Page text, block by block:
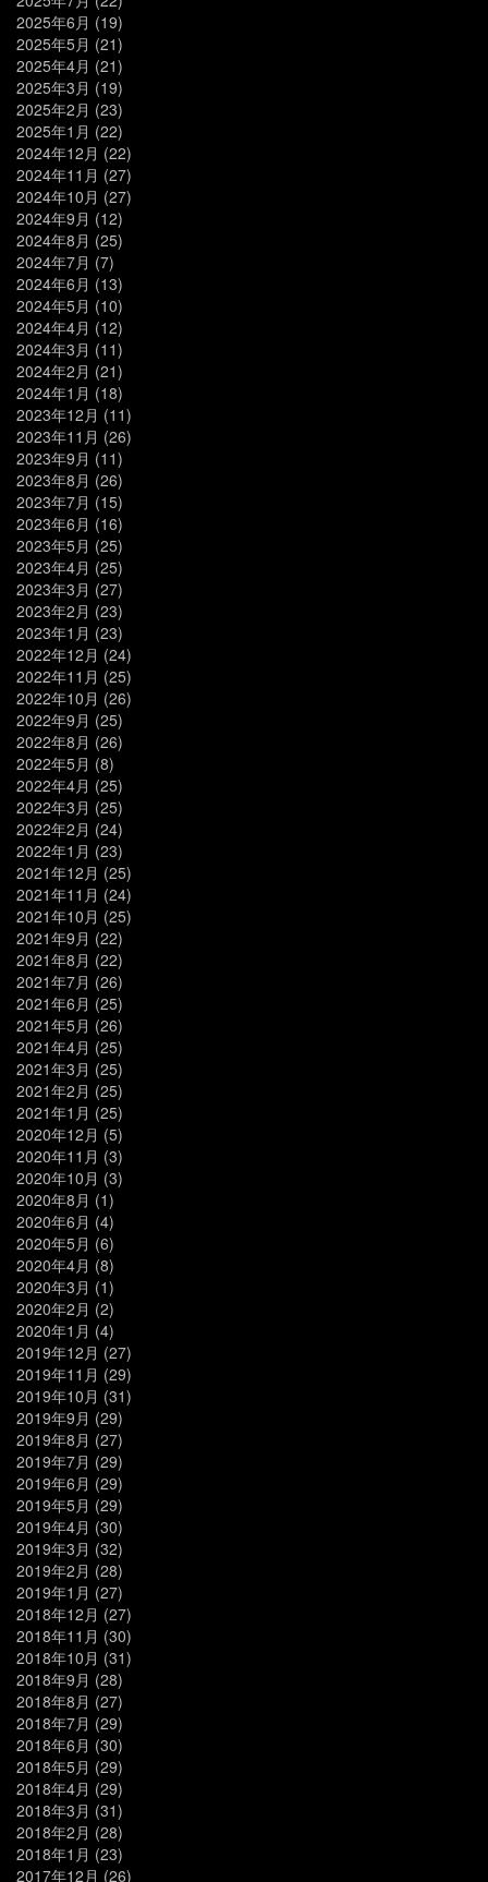
2025年6月 (19)
2025年5月 (21)
2025年4月 (21)
2025年3月 (19)
2025年2月 (23)
2025年1月 (22)
2024年12月 (22)
2024年11月 (27)
2024年10月 (27)
2024年9月 (12)
2024年8月 (25)
2024年7月 (7)
2024年6月 (13)
2024年5月 (10)
2024年4月 (12)
2024年3月 (11)
2024年2月 (21)
2024年1月 (18)
2023年12月 (11)
2023年11月 (26)
2023年9月 (11)
2023年8月 (26)
2023年7月 (15)
2023年6月 (16)
2023年5月 (25)
2023年4月 (25)
2023年3月 (27)
2023年2月 (23)
2023年1月 (23)
2022年12月 (24)
2022年11月 (25)
2022年10月 (26)
2022年9月 (25)
2022年8月 (26)
2022年5月 (8)
2022年4月 (25)
2022年3月 (25)
2022年2月 (24)
2022年1月 (23)
2021年12月 (25)
2021年11月 (24)
2021年10月 (25)
2021年9月 (22)
2021年8月 (22)
2021年7月 (26)
2021年6月 (25)
2021年5月 (26)
2021年4月 (25)
2021年3月 (25)
2021年2月 (25)
2021年1月 (25)
2020年12月 (5)
2020年11月 (3)
2020年10月 (3)
2020年8月 (1)
2020年6月 (4)
2020年5月 (6)
2020年4月 (8)
2020年3月 (1)
2020年2月 (2)
2020年1月 (4)
2019年12月 (27)
2019年11月 (29)
2019年10月 (31)
2019年9月 (29)
2019年8月 (27)
2019年7月 (29)
2019年6月 (29)
2019年5月 (29)
2019年4月 (30)
2019年3月 (32)
2019年2月 (28)
2019年1月 (27)
2018年12月 (27)
2018年11月 (30)
2018年10月 (31)
2018年9月 (28)
2018年8月 (27)
2018年7月 (29)
2018年6月 (30)
2018年5月 (29)
2018年4月 (29)
2018年3月 (31)
2018年2月 (28)
2018年1月 (23)
2017年12月 (26)